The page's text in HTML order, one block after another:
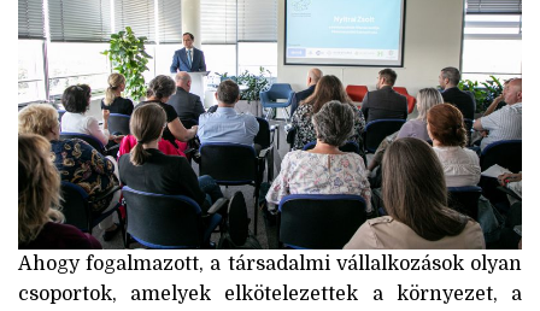
Ahogy fogalmazott, a társadalmi vállalkozások olyan
csoportok, amelyek elkötelezettek a környezet, a